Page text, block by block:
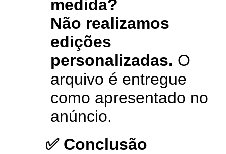
medida?
Não realizamos
edições
personalizadas. O
arquivo é entregue
como apresentado no
anúncio.
✅ Conclusão